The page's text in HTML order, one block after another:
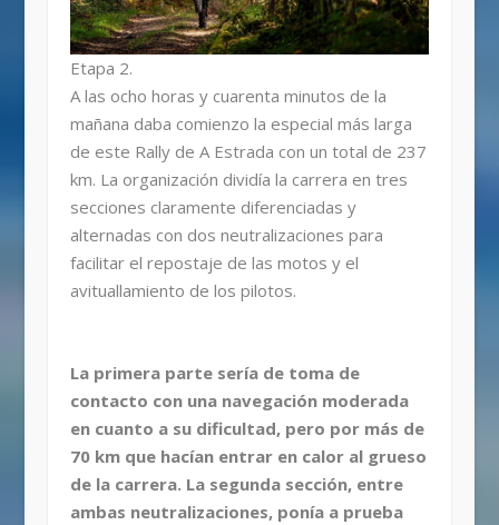
Etapa 2.
A las ocho horas y cuarenta minutos de la
mañana daba comienzo la especial más larga
de este Rally de A Estrada con un total de 237
km. La organización dividía la carrera en tres
secciones claramente diferenciadas y
alternadas con dos neutralizaciones para
facilitar el repostaje de las motos y el
avituallamiento de los pilotos.
La primera parte sería de toma de
contacto con una navegación moderada
en cuanto a su dificultad, pero por más de
70 km que hacían entrar en calor al grueso
de la carrera. La segunda sección, entre
ambas neutralizaciones, ponía a prueba